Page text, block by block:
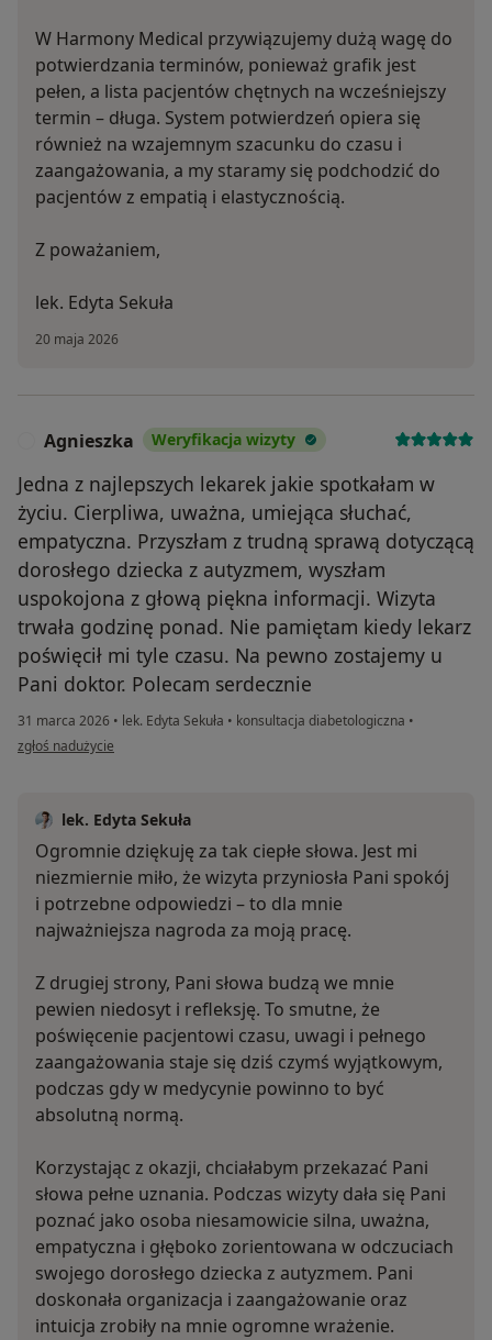
W Harmony Medical przywiązujemy dużą wagę do
potwierdzania terminów, ponieważ grafik jest
pełen, a lista pacjentów chętnych na wcześniejszy
termin – długa. System potwierdzeń opiera się
również na wzajemnym szacunku do czasu i
zaangażowania, a my staramy się podchodzić do
pacjentów z empatią i elastycznością.
Z poważaniem,
lek. Edyta Sekuła
20 maja 2026
Agnieszka Weryfikacja wizyty
Jedna z najlepszych lekarek jakie spotkałam w
życiu. Cierpliwa, uważna, umiejąca słuchać,
empatyczna. Przyszłam z trudną sprawą dotyczącą
dorosłego dziecka z autyzmem, wyszłam
uspokojona z głową piękna informacji. Wizyta
trwała godzinę ponad. Nie pamiętam kiedy lekarz
poświęcił mi tyle czasu. Na pewno zostajemy u
Pani doktor. Polecam serdecznie
31 marca 2026 • lek. Edyta Sekuła • konsultacja diabetologiczna •
w opinii użytkownika Agnieszka
zgłoś nadużycie
lek. Edyta Sekuła
Ogromnie dziękuję za tak ciepłe słowa. Jest mi
niezmiernie miło, że wizyta przyniosła Pani spokój
i potrzebne odpowiedzi – to dla mnie
najważniejsza nagroda za moją pracę.
Z drugiej strony, Pani słowa budzą we mnie
pewien niedosyt i refleksję. To smutne, że
poświęcenie pacjentowi czasu, uwagi i pełnego
zaangażowania staje się dziś czymś wyjątkowym,
podczas gdy w medycynie powinno to być
absolutną normą.
Korzystając z okazji, chciałabym przekazać Pani
słowa pełne uznania. Podczas wizyty dała się Pani
poznać jako osoba niesamowicie silna, uważna,
empatyczna i głęboko zorientowana w odczuciach
swojego dorosłego dziecka z autyzmem. Pani
doskonała organizacja i zaangażowanie oraz
intuicja zrobiły na mnie ogromne wrażenie.